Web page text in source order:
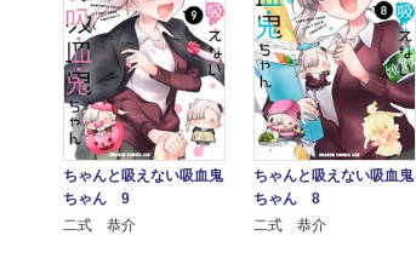
ちゃんと吸えない吸血鬼
ちゃん 9
二式 恭介
ちゃんと吸えない吸血鬼
ちゃん 8
二式 恭介